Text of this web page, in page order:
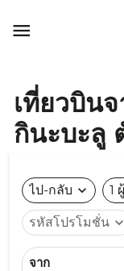

เที่ยวบิน
กินะบะลู
ไป-กลับ expand_more 1
รหัสโปรโมชั่น expand_more
จาก